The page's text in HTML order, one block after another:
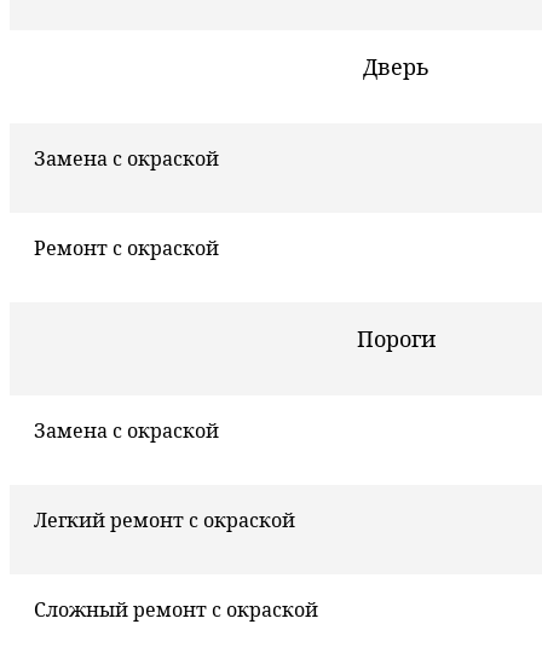
Дверь
Замена с окраской
Ремонт с окраской
Пороги
Замена с окраской
Легкий ремонт с окраской
Сложный ремонт с окраской